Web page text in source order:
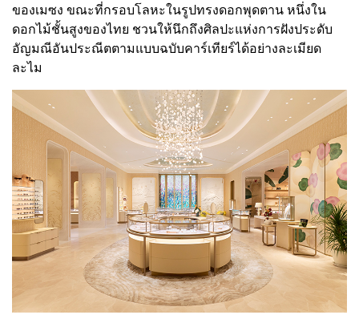
ของเมซง ขณะที่กรอบโลหะในรูปทรงดอกพุดตาน หนึ่งใน
ดอกไม้ชั้นสูงของไทย ชวนให้นึกถึงศิลปะแห่งการฝังประดับ
อัญมณีอันประณีตตามแบบฉบับคาร์เทียร์ได้อย่างละเมียด
ละไม